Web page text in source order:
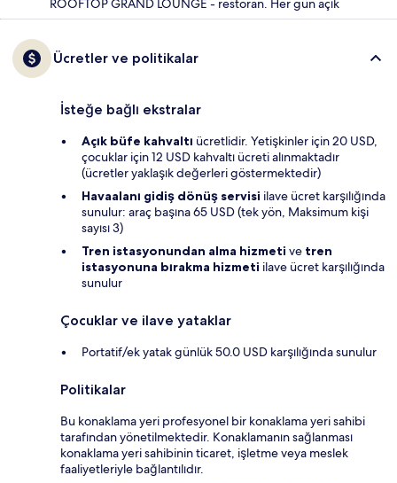
ROOFTOP GRAND LOUNGE - restoran. Her gün açık
Ücretler ve politikalar
İsteğe bağlı ekstralar
Açık büfe kahvaltı ücretlidir. Yetişkinler için 20 USD,
çocuklar için 12 USD kahvaltı ücreti alınmaktadır
(ücretler yaklaşık değerleri göstermektedir)
Havaalanı gidiş dönüş servisi ilave ücret karşılığında
sunulur: araç başına 65 USD (tek yön, Maksimum kişi
sayısı 3)
Tren istasyonundan alma hizmeti ve tren
istasyonuna bırakma hizmeti ilave ücret karşılığında
sunulur
Çocuklar ve ilave yataklar
Portatif/ek yatak günlük 50.0 USD karşılığında sunulur
Politikalar
Bu konaklama yeri profesyonel bir konaklama yeri sahibi
tarafından yönetilmektedir. Konaklamanın sağlanması
konaklama yeri sahibinin ticaret, işletme veya meslek
faaliyetleriyle bağlantılıdır.